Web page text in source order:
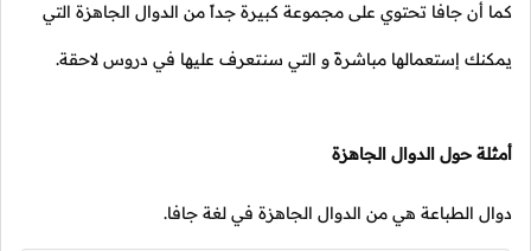
كما أن جافا تحتوي على مجموعة كبيرة جداً من الدوال الجاهزة التي
يمكنك إستعمالها مباشرةً و التي سنتعرف عليها في دروس لاحقة.
أمثلة حول الدوال الجاهزة
دوال الطباعة هي من الدوال الجاهزة في لغة جافا.